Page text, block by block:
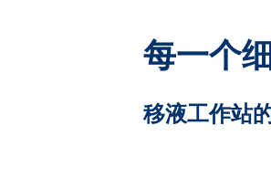
每一个
移液工作站